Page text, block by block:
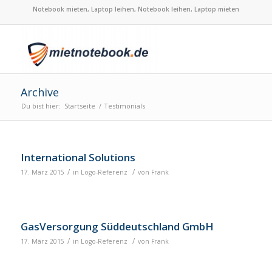
Notebook mieten, Laptop leihen, Notebook leihen, Laptop mieten
Archive
Du bist hier: Startseite / Testimonials
International Solutions
17. März 2015 / in Logo-Referenz / von Frank
GasVersorgung Süddeutschland GmbH
17. März 2015 / in Logo-Referenz / von Frank